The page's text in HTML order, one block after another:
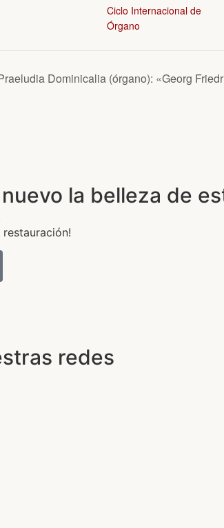
Ciclo Internacional de
Órgano
Dominicalia (órgano): «Georg
la belleza de
redes